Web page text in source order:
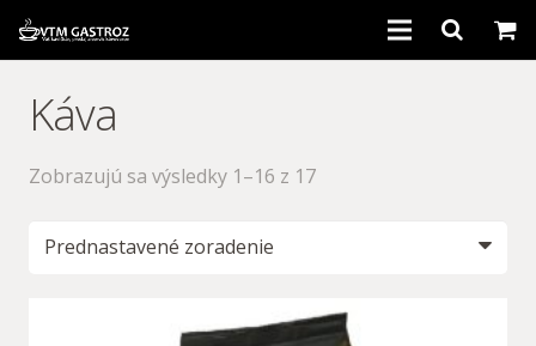
Domov
Káva
Zobrazujú sa výsledky 1–16 z 17